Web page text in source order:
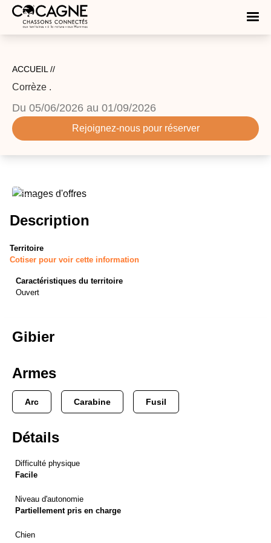
ACCUEIL //
Corrèze .
Du 05/06/2026 au 01/09/2026
Rejoignez-nous pour réserver
Description
Territoire
Cotiser pour voir cette information
Caractéristiques du territoire
Ouvert
Gibier
Armes
Arc Carabine Fusil
Détails
Difficulté physique
Facile
Niveau d'autonomie
Partiellement pris en charge
Chien